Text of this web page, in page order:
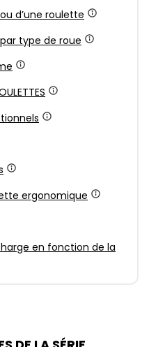
d’une roulette
type de roue
ergonomique
en fonction de la